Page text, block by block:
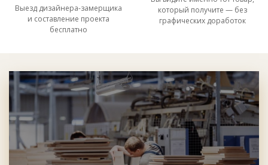
Выезд дизайнера-замерщика
и составление проекта
бесплатно
который получите — без
графических доработок